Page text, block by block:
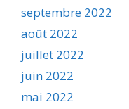
septembre 2022
août 2022
juillet 2022
juin 2022
mai 2022